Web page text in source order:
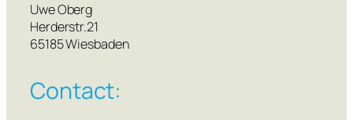
Uwe Oberg
Herderstr.21
65185 Wiesbaden
Contact: